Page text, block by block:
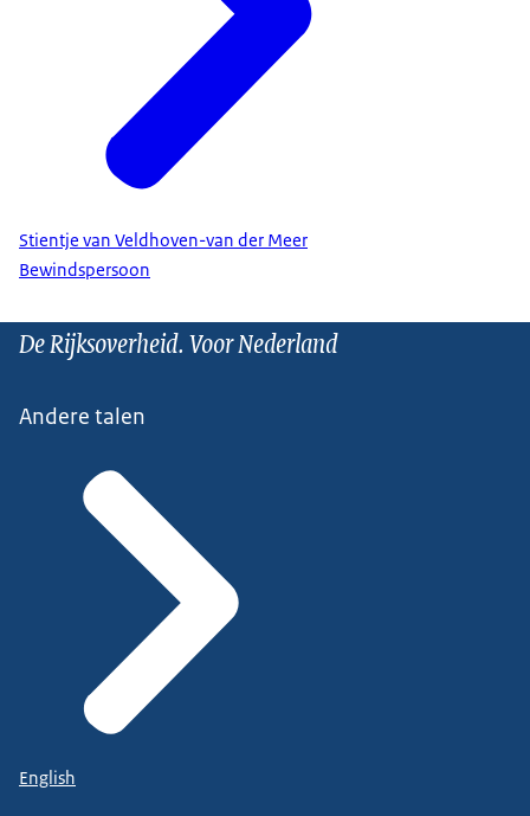
Stientje van Veldhoven-van der Meer
Bewindspersoon
De Rijksoverheid. Voor Nederland
Andere talen
English